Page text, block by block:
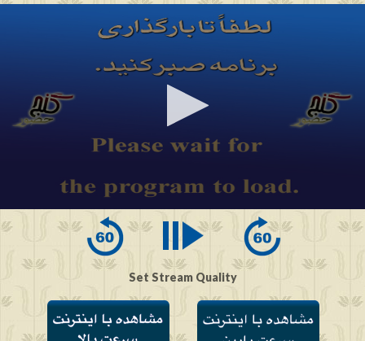
seconds
seconds
Set Stream Quality